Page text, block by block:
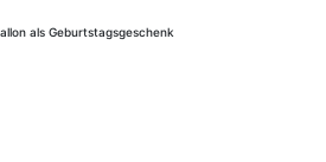
als Geburtstagsgeschenk